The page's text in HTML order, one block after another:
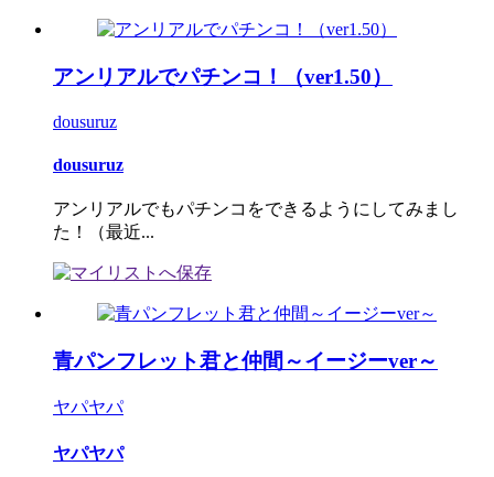
アンリアルでパチンコ！（ver1.50）
dousuruz
dousuruz
アンリアルでもパチンコをできるようにしてみまし
た！（最近...
青パンフレット君と仲間～イージーver～
ヤパヤパ
ヤパヤパ